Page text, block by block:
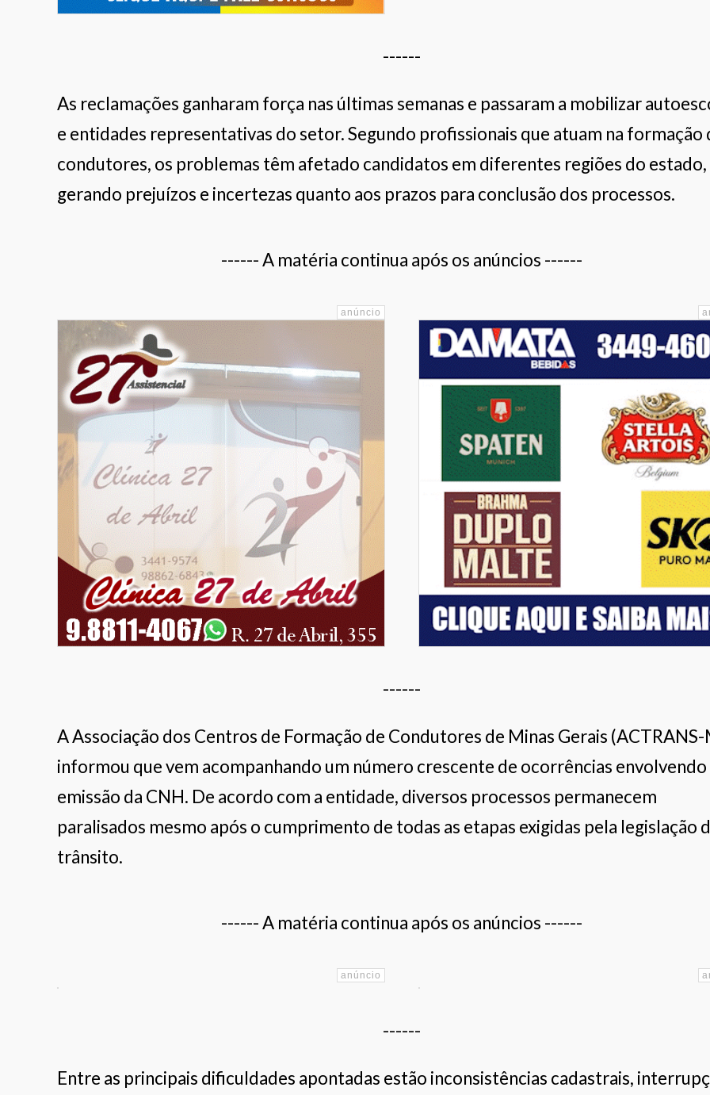
------
As reclamações ganharam força nas últimas semanas e passaram a mobilizar
e entidades representativas do setor. Segundo profissionais que atuam na formação
condutores, os problemas têm afetado candidatos em diferentes regiões do estado,
gerando prejuízos e incertezas quanto aos prazos para conclusão dos processos.
------ A matéria continua após os anúncios ------
------
A Associação dos Centros de Formação de Condutores de Minas Gerais
informou que vem acompanhando um número crescente de ocorrências envolvendo
emissão da CNH. De acordo com a entidade, diversos processos permanecem
paralisados mesmo após o cumprimento de todas as etapas exigidas pela legislação
trânsito.
------ A matéria continua após os anúncios ------
------
Entre as principais dificuldades apontadas estão inconsistências cadastrais,